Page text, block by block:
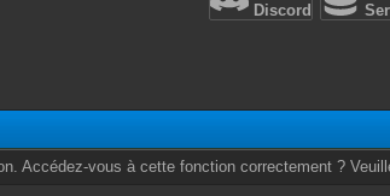
Discord
Accédez-vous à cette fonction correctement ?